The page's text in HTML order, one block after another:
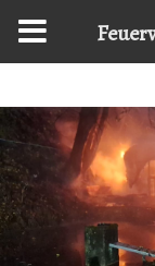
Diese Website